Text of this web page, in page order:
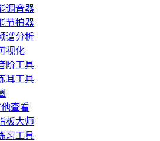
调音器
节拍器
谱分析
视化
阶工具
耳工具
查看
板大师
习工具